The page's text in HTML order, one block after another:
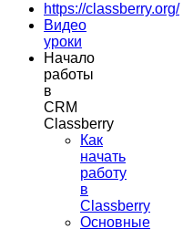
https://classberry.org/
Видео
уроки
Начало
работы
в
CRM
Classberry
Как
начать
работу
в
Classberry
Основные